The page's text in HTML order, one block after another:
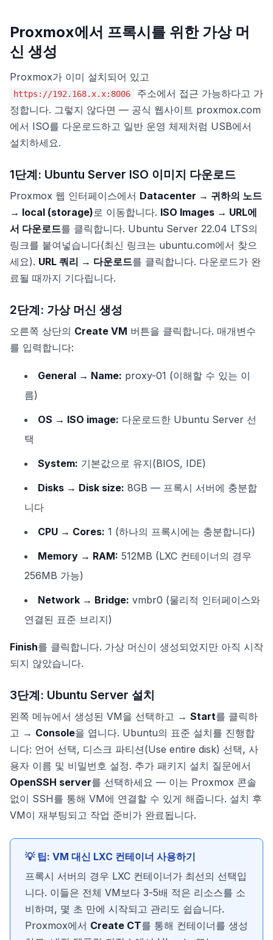
Proxmox에서 프록시를 위한 가상 머
신 생성
Proxmox가 이미 설치되어 있고
https://192.168.x.x:8006
주소에서 접근 가능하다고 가
정합니다. 그렇지 않다면 — 공식 웹사이트 proxmox.com
에서 ISO를 다운로드하고 일반 운영 체제처럼 USB에서
설치하세요.
1단계: Ubuntu Server ISO 이미지 다운로드
Proxmox 웹 인터페이스에서 Datacenter → 귀하의 노드
→ local (storage) 로 이동합니다. ISO Images → URL에
서 다운로드를 클릭합니다. Ubuntu Server 22.04 LTS의
링크를 붙여넣습니다(최신 링크는 ubuntu.com에서 찾으
세요). URL 쿼리 → 다운로드를 클릭합니다. 다운로드가 완
료될 때까지 기다립니다.
2단계: 가상 머신 생성
오른쪽 상단의 Create VM 버튼을 클릭합니다. 매개변수
를 입력합니다:
General → Name: proxy-01 (이해할 수 있는 이
름)
OS → ISO image: 다운로드한 Ubuntu Server 선
택
System: 기본값으로 유지(BIOS, IDE)
Disks → Disk size: 8GB — 프록시 서버에 충분합
니다
CPU → Cores: 1 (하나의 프록시에는 충분합니다)
Memory → RAM: 512MB (LXC 컨테이너의 경우
256MB 가능)
Network → Bridge: vmbr0 (물리적 인터페이스와
연결된 표준 브리지)
Finish를 클릭합니다. 가상 머신이 생성되었지만 아직 시작
되지 않았습니다.
3단계: Ubuntu Server 설치
왼쪽 메뉴에서 생성된 VM을 선택하고 → Start를 클릭하
고 → Console을 엽니다. Ubuntu의 표준 설치를 진행합
니다: 언어 선택, 디스크 파티션(Use entire disk) 선택, 사
용자 이름 및 비밀번호 설정. 추가 패키지 설치 질문에서
OpenSSH server를 선택하세요 — 이는 Proxmox 콘솔
없이 SSH를 통해 VM에 연결할 수 있게 해줍니다. 설치 후
VM이 재부팅되고 작업 준비가 완료됩니다.
💡 팁: VM 대신 LXC 컨테이너 사용하기
프록시 서버의 경우 LXC 컨테이너가 최선의 선택입
니다. 이들은 전체 VM보다 3-5배 적은 리소스를 소
비하며, 몇 초 만에 시작되고 관리도 쉽습니다.
Proxmox에서 Create CT를 통해 컨테이너를 생성